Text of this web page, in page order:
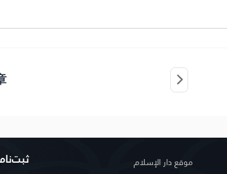
موقع دار الإسلام